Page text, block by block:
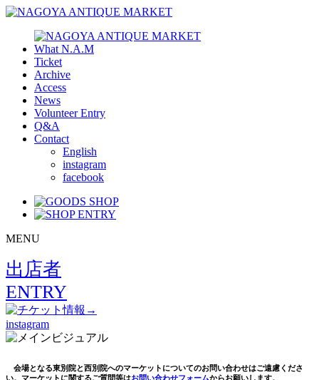
What N.A.M
Ticket
Archive
Access
News
Volunteer Entry
Q&A
Contact
English
instagram
facebook
MENU
出店者
ENTRY
instagram
会場となる東別院と西別院へのマーケットについてのお問い合わせはご遠慮くださ
い。マーケットに関するご質問等はお問い合わせフォームからお願いします。